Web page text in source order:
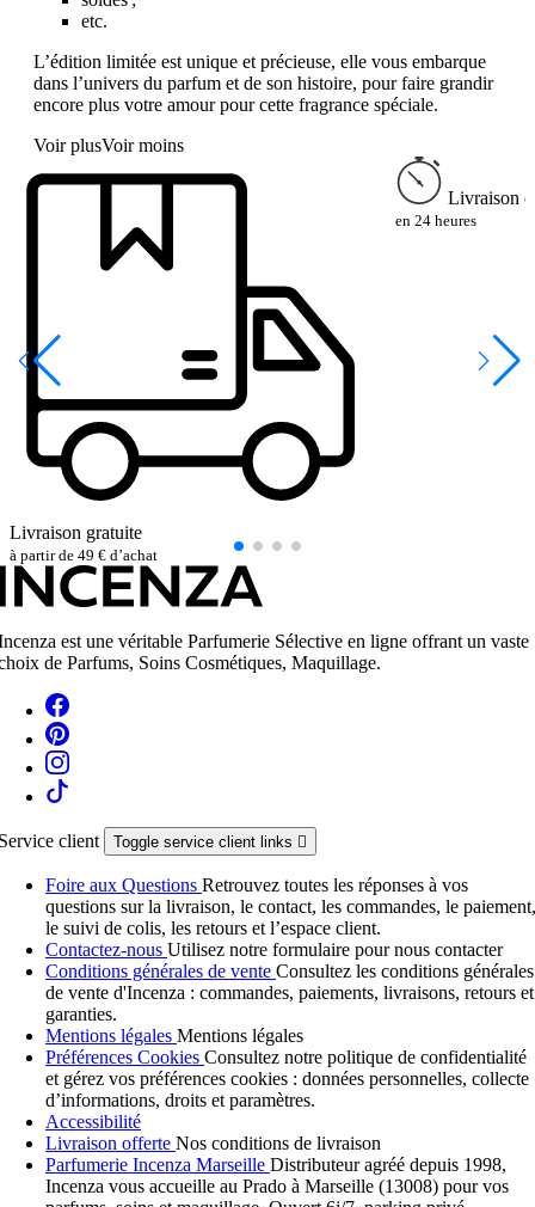
etc.
L’édition limitée est unique et précieuse, elle vous embarque
dans l’univers du parfum et de son histoire, pour faire grandir
encore plus votre amour pour cette fragrance spéciale.
Voir plusVoir moins
Livraison gratuite
à partir de 49 € d’achat
Livraison
en 24 heures
est une véritable Parfumerie Sélective en ligne offrant un vaste
de Parfums, Soins Cosmétiques, Maquillage.
client Toggle service client links 
Foire aux Questions Retrouvez toutes les réponses à vos
questions sur la livraison, le contact, les commandes, le paiement,
le suivi de colis, les retours et l’espace client.
Contactez-nous Utilisez notre formulaire pour nous contacter
Conditions générales de vente Consultez les conditions générales
de vente d'Incenza : commandes, paiements, livraisons, retours et
garanties.
Mentions légales Mentions légales
Préférences Cookies Consultez notre politique de confidentialité
et gérez vos préférences cookies : données personnelles, collecte
d’informations, droits et paramètres.
Accessibilité
Livraison offerte Nos conditions de livraison
Parfumerie Incenza Marseille Distributeur agréé depuis 1998,
Incenza vous accueille au Prado à Marseille (13008) pour vos